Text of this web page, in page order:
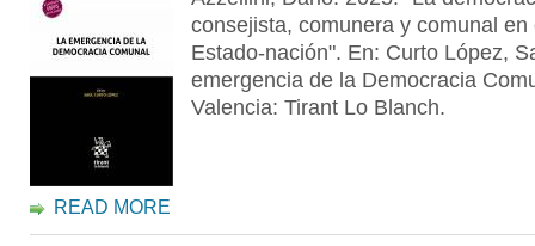
consejista, comunera y comunal en
Estado-nación". En: Curto López,
emergencia de la Democracia
Valencia: Tirant Lo Blanch.
READ MORE